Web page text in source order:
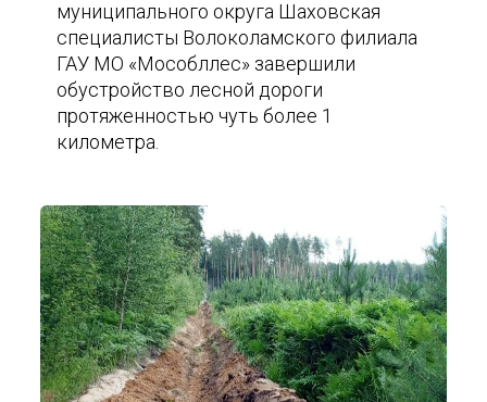
муниципального округа Шаховская
специалисты Волоколамского филиала
ГАУ МО «Мособллес» завершили
обустройство лесной дороги
протяженностью чуть более 1
километра.